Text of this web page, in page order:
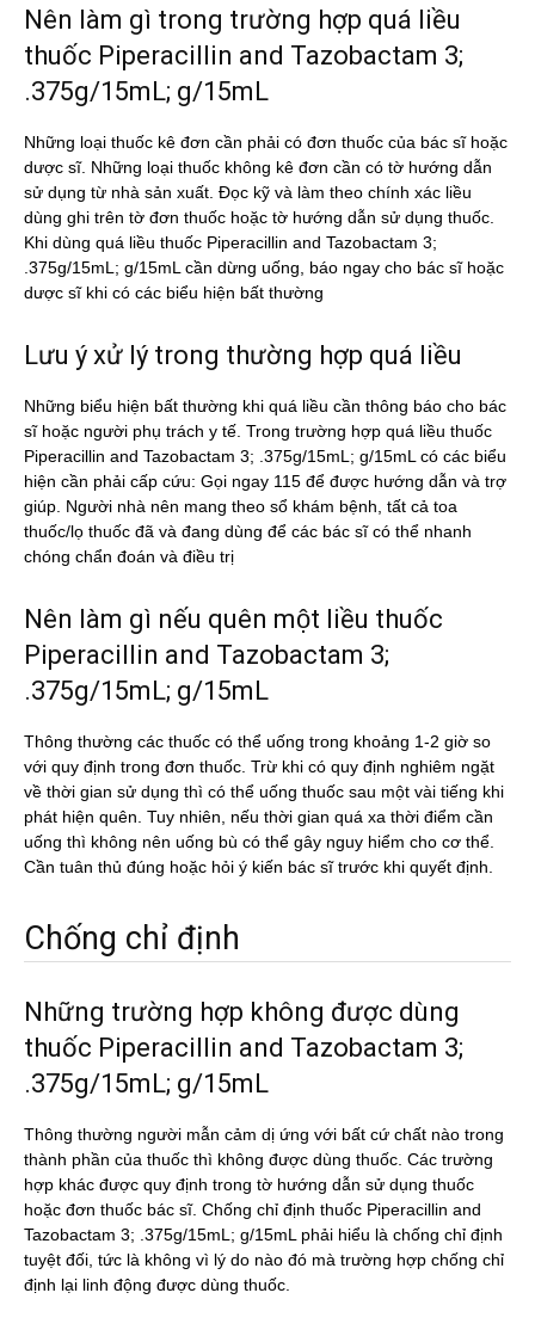
Nên làm gì trong trường hợp quá liều
thuốc Piperacillin and Tazobactam 3;
.375g/15mL; g/15mL
Những loại thuốc kê đơn cần phải có đơn thuốc của bác sĩ hoặc
dược sĩ. Những loại thuốc không kê đơn cần có tờ hướng dẫn
sử dụng từ nhà sản xuất. Đọc kỹ và làm theo chính xác liều
dùng ghi trên tờ đơn thuốc hoặc tờ hướng dẫn sử dụng thuốc.
Khi dùng quá liều thuốc Piperacillin and Tazobactam 3;
.375g/15mL; g/15mL cần dừng uống, báo ngay cho bác sĩ hoặc
dược sĩ khi có các biểu hiện bất thường
Lưu ý xử lý trong thường hợp quá liều
Những biểu hiện bất thường khi quá liều cần thông báo cho bác
sĩ hoặc người phụ trách y tế. Trong trường hợp quá liều thuốc
Piperacillin and Tazobactam 3; .375g/15mL; g/15mL có các biểu
hiện cần phải cấp cứu: Gọi ngay 115 để được hướng dẫn và trợ
giúp. Người nhà nên mang theo sổ khám bệnh, tất cả toa
thuốc/lọ thuốc đã và đang dùng để các bác sĩ có thể nhanh
chóng chẩn đoán và điều trị
Nên làm gì nếu quên một liều thuốc
Piperacillin and Tazobactam 3;
.375g/15mL; g/15mL
Thông thường các thuốc có thể uống trong khoảng 1-2 giờ so
với quy định trong đơn thuốc. Trừ khi có quy định nghiêm ngặt
về thời gian sử dụng thì có thể uống thuốc sau một vài tiếng khi
phát hiện quên. Tuy nhiên, nếu thời gian quá xa thời điểm cần
uống thì không nên uống bù có thể gây nguy hiểm cho cơ thể.
Cần tuân thủ đúng hoặc hỏi ý kiến bác sĩ trước khi quyết định.
Chống chỉ định
Những trường hợp không được dùng
thuốc Piperacillin and Tazobactam 3;
.375g/15mL; g/15mL
Thông thường người mẫn cảm dị ứng với bất cứ chất nào trong
thành phần của thuốc thì không được dùng thuốc. Các trường
hợp khác được quy định trong tờ hướng dẫn sử dụng thuốc
hoặc đơn thuốc bác sĩ. Chống chỉ định thuốc Piperacillin and
Tazobactam 3; .375g/15mL; g/15mL phải hiểu là chống chỉ định
tuyệt đối, tức là không vì lý do nào đó mà trường hợp chống chỉ
định lại linh động được dùng thuốc.